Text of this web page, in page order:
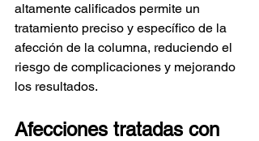
altamente calificados permite un
tratamiento preciso y específico de la
afección de la columna, reduciendo el
riesgo de complicaciones y mejorando
los resultados.
Afecciones tratadas con